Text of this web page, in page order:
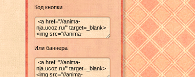
Код кнопки
Или баннера